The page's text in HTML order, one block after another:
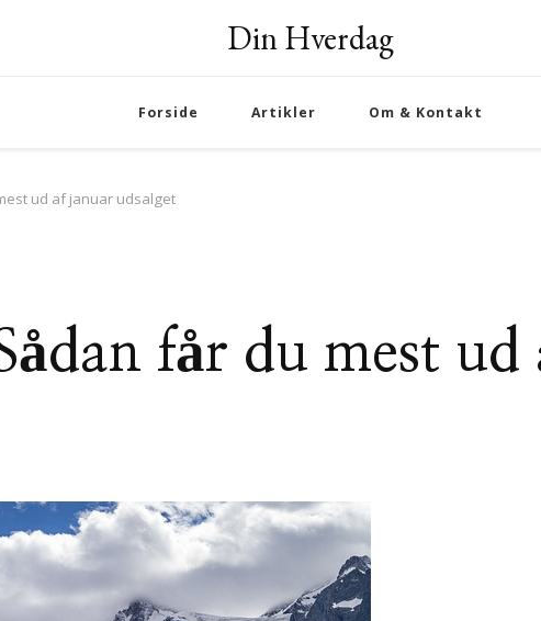
Din Hverdag
Forside Artikler Om & Kontakt
ud af januar udsalget
får du mest ud